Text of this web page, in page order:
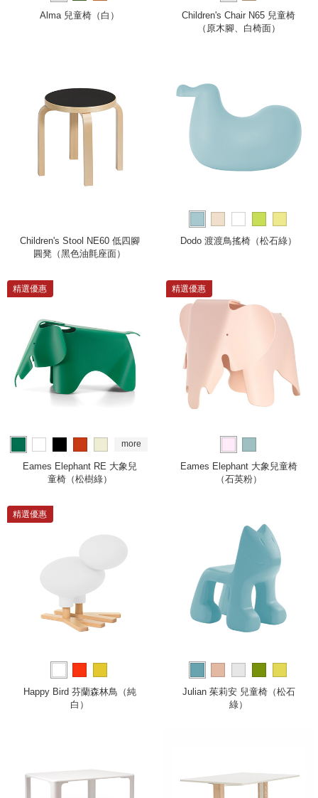
Alma 兒童椅（白）
Children's Chair N65 兒童椅
（原木腳、白椅面）
Children's Stool NE60 低四腳
圓凳（黑色油氈座面）
Dodo 渡渡鳥搖椅（松石綠）
精選優惠
more
Eames Elephant RE 大象兒
童椅（松樹綠）
精選優惠
Eames Elephant 大象兒童椅
（石英粉）
精選優惠
Happy Bird 芬蘭森林鳥（純
白）
Julian 茱莉安 兒童椅（松石
綠）